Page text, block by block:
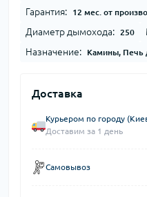
Гарантия: 12 мес. от
Диаметр дымохода: 250
Назначение: Камины, Печь
Доставка
Курьером по городу
Доставим за 1 день
Самовывоз